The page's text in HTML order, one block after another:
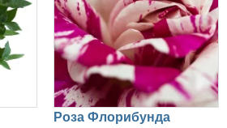
Роза Флорибунда